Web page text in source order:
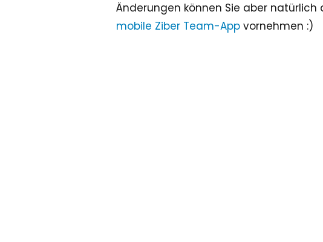
Änderungen können Sie aber natürlich
mobile Ziber Team-App vornehmen :)